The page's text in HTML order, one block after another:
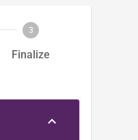
3
Finalize